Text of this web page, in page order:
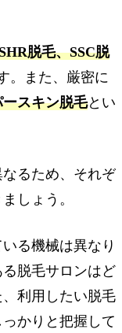
脱毛、SSC脱
。また、厳密に
スキン脱毛とい
るため、それぞ
しょう。
る機械は異なり
脱毛サロンはど
利用したい脱毛
かりと把握して